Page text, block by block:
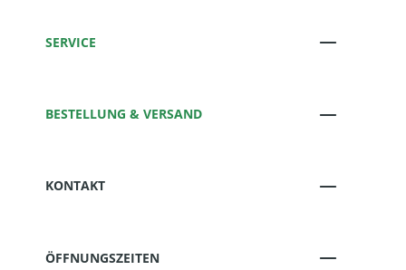
SERVICE
BESTELLUNG & VERSAND
KONTAKT
ÖFFNUNGSZEITEN